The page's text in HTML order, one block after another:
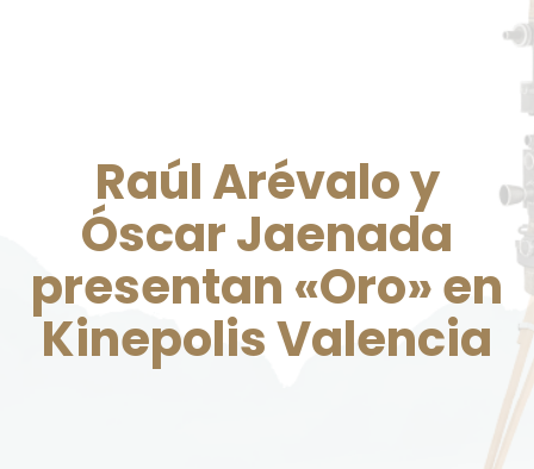
Raúl Arévalo y
Óscar Jaenada
presentan «Oro» en
Kinepolis Valencia